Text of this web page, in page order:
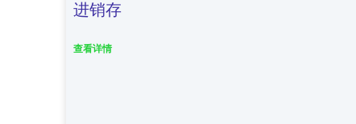
进销存
查看详情